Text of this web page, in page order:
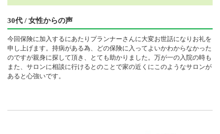
30代 / 女性からの声
今回保険に加入するにあたりプランナーさんに大変お世話になりお礼を
申し上げます。持病がある為、どの保険に入ってよいかわからなかった
のですが親身に探して頂き、とても助かりました。万が一の入院の時も
また、サロンに相談に行けるとのことで家の近くにこのようなサロンが
あると心強いです。